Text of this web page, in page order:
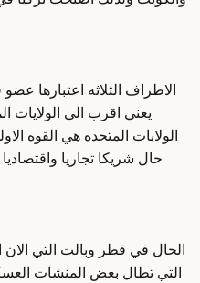
الاطراف الثلاثه اعتبارها
يعني اقرب الى الولايات
الولايات المتحده هي القوه
حال شريكا تجاريا
الحال في قطر وبالت التي
التي تطال بعض المنشات